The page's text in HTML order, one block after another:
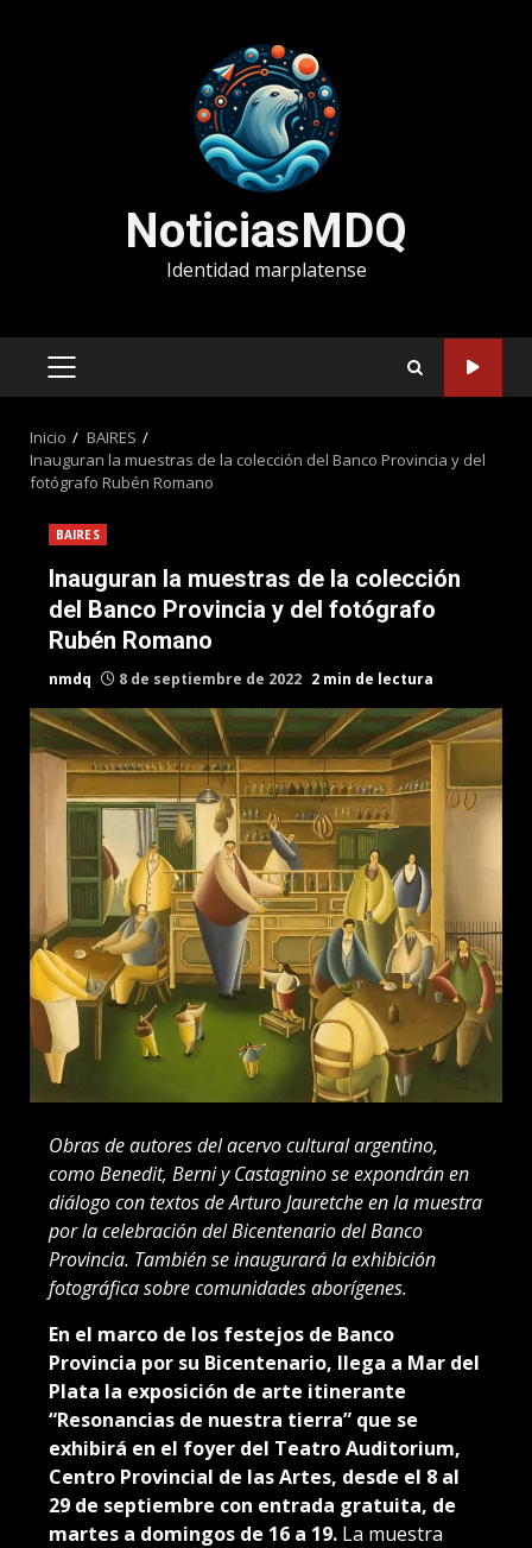
NoticiasMDQ
Identidad marplatense
MENÚ
Inicio
BAIRES
Inauguran la muestras de la colección del Banco Provincia y del
fotógrafo Rubén Romano
BAIRES
Inauguran la muestras de la colección
del Banco Provincia y del fotógrafo
Rubén Romano
nmdq 8 de septiembre de 2022 2 min de lectura
Obras de autores del acervo cultural argentino,
como Benedit, Berni y Castagnino se expondrán en
diálogo con textos de Arturo Jauretche en la muestra
por la celebración del Bicentenario del Banco
Provincia. También se inaugurará la exhibición
fotográfica sobre comunidades aborígenes.
En el marco de los festejos de Banco
Provincia por su Bicentenario, llega a Mar del
Plata la exposición de arte itinerante
“Resonancias de nuestra tierra” que se
exhibirá en el foyer del Teatro Auditorium,
Centro Provincial de las Artes, desde el 8 al
29 de septiembre con entrada gratuita, de
martes a domingos de 16 a 19. La muestra